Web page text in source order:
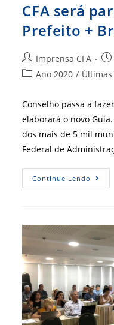
CFA será
Prefeito +
Autor
do
Imprensa CFA
Categoria
post:
Ano 2020 /
Conselho passa a
elaborará o novo
dos mais de 5 mil
Federal de
Continue Lendo CFA
Será
+